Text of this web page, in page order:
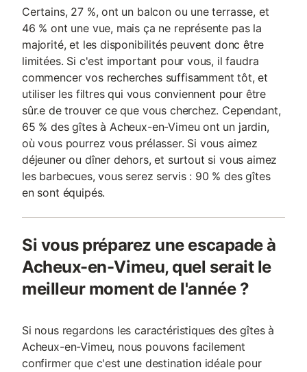
Certains, 27 %, ont un balcon ou une terrasse, et
46 % ont une vue, mais ça ne représente pas la
majorité, et les disponibilités peuvent donc être
limitées. Si c'est important pour vous, il faudra
commencer vos recherches suffisamment tôt, et
utiliser les filtres qui vous conviennent pour être
sûr.e de trouver ce que vous cherchez. Cependant,
65 % des gîtes à Acheux-en-Vimeu ont un jardin,
où vous pourrez vous prélasser. Si vous aimez
déjeuner ou dîner dehors, et surtout si vous aimez
les barbecues, vous serez servis : 90 % des gîtes
en sont équipés.
Si vous préparez une escapade à
Acheux-en-Vimeu, quel serait le
meilleur moment de l'année ?
Si nous regardons les caractéristiques des gîtes à
Acheux-en-Vimeu, nous pouvons facilement
confirmer que c'est une destination idéale pour